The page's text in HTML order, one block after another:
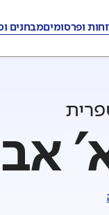
ופרסומיםמבחנים